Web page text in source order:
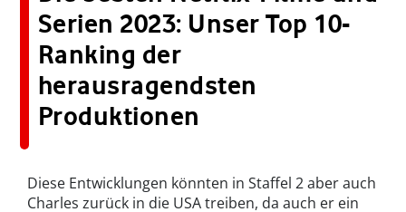
Serien 2023: Unser Top 10-
Ranking der
herausragendsten
Produktionen
Diese Entwicklungen könnten in Staffel 2 aber auch
Charles zurück in die USA treiben, da auch er ein